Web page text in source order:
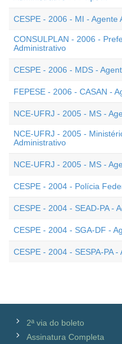
CESPE - 2006 - MI - Agente
CONSULPLAN - 2006 -
Administrativo
CESPE - 2006 - MDS -
FEPESE - 2006 - CASAN -
NCE-UFRJ - 2005 - MS -
NCE-UFRJ - 2005 -
Administrativo
NCE-UFRJ - 2005 - MS -
CESPE - 2004 - Polícia
CESPE - 2004 - SEAD-PA -
CESPE - 2004 - SGA-DF -
CESPE - 2004 - SESPA-PA
2ª via do boleto
Assinatura Completa